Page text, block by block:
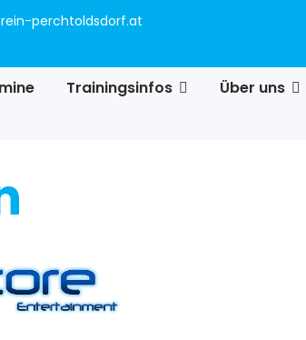
perchtoldsdorf.at
Trainingsinfos Über uns